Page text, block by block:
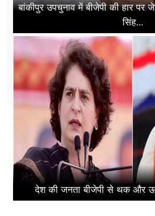
बांकीपुर उपचुनाव में बीजेपी की हार पर
सिंह...
देश की जनता बीजेपी से थक और